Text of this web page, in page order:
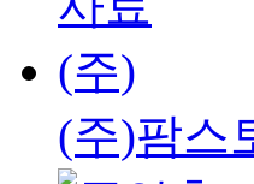
(주)팜스